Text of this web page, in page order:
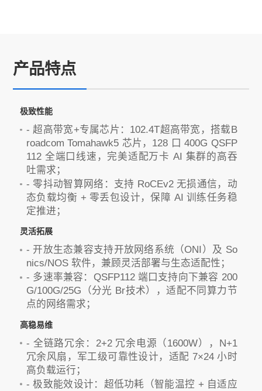
产品特点
极致性能
- 超高带宽+专属芯片：102.4T超高带宽，搭载B
roadcom Tomahawk5 芯片，128 口 400G QSFP
112 全端口线速，完美适配万卡 AI 集群的高吞
吐需求；
- 零抖动智算网络：支持 RoCEv2 无损通信，动
态负载均衡 + 零丢包设计，保障 AI 训练任务稳
定推进；
灵活拓展
- 开放生态兼容支持开放网络系统（ONI）及 So
nics/NOS 软件，兼顾灵活部署与生态适配性；
- 多速率兼容：QSFP112 端口支持向下兼容 200
G/100G/25G（分光 Br技术），适配不同算力节
点的网络需求；
高稳易维
- 全链路冗余：2+2 冗余电源（1600W），N+1
冗余风扇，军工级可靠性设计，适配 7×24 小时
高负载运行；
- 极致能效设计：超低功耗（智能温控 + 自适应